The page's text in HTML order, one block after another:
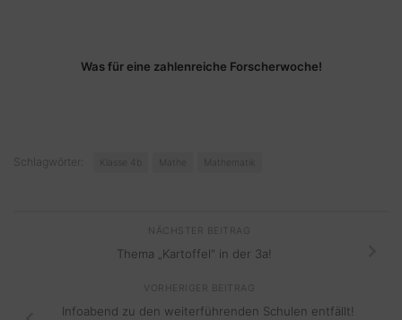
Was für eine zahlenreiche Forscherwoche!
Schlagwörter: Klasse 4b Mathe Mathematik
NÄCHSTER BEITRAG
Thema „Kartoffel“ in der 3a!
VORHERIGER BEITRAG
Infoabend zu den weiterführenden Schulen entfällt!